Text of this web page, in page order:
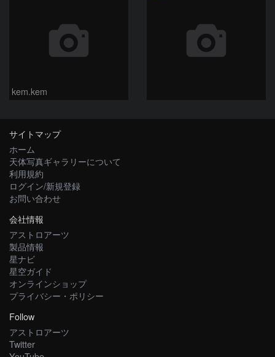
kem.kem
サイトマップ
ホーム
天体写真ギャラリーについて
利用規約
ログイン/新規登録
お問い合わせ
会社情報
アストロアーツ
製品情報
星ナビ
星空ガイド
オンラインショップ
プライバシー・ポリシー
Follow
アストロアーツ
Twitter